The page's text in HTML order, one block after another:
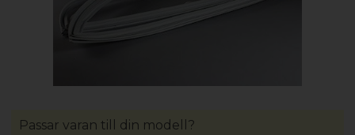
Passar varan till din modell?